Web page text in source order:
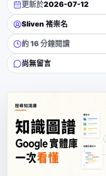
更新於2026-07-12
Sliven 褚崇名
約 16 分鐘閱讀
尚無留言